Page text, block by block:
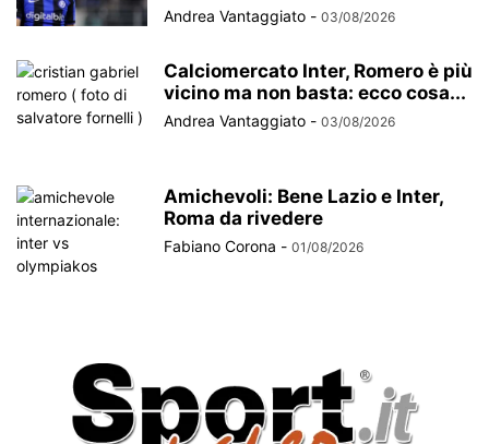
Andrea Vantaggiato - 03/08/2026
Calciomercato Inter, Romero è più
vicino ma non basta: ecco cosa...
Andrea Vantaggiato - 03/08/2026
Amichevoli: Bene Lazio e Inter,
Roma da rivedere
Fabiano Corona - 01/08/2026